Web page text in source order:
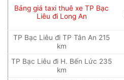
Bảng giá taxi thuê xe TP Bạc
Liêu đi Long An
TP Bạc Liêu đi TP Tân An 215
km
TP Bạc Liêu đi H. Bến Lức 235
km